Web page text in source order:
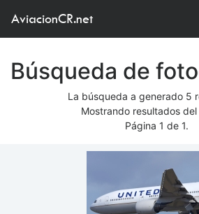
AviacionCR.net
Búsqueda de
La búsqueda a generado 5
Mostrando resultados del
Página 1 de 1.